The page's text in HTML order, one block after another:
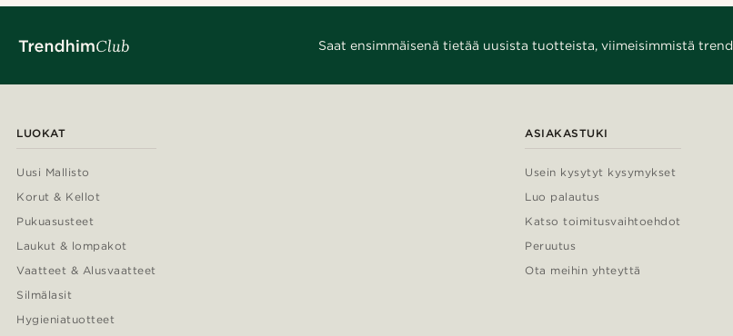
Saat ensimmäisenä tietää uusista tuotteista, viimeisimmistä
LUOKAT
Uusi Mallisto
Korut & Kellot
Pukuasusteet
Laukut & lompakot
Vaatteet & Alusvaatteet
Silmälasit
Hygieniatuotteet
ASIAKASTUKI
Usein kysytyt kysymykset
Luo palautus
Katso toimitusvaihtoehdot
Peruutus
Ota meihin yhteyttä